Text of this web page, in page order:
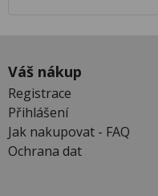
Váš nákup
Registrace
Přihlášení
Jak nakupovat - FAQ
Ochrana dat